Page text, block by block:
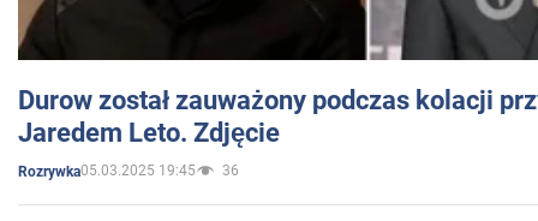
Durow został zauważony podczas kolacji
Jaredem Leto. Zdjęcie
Rozrywka05.03.2025 19:45 36